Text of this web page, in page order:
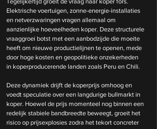
Elektrische voertuigen, zonne-energie-installaties
en netverzwaringen vragen allemaal om
aanzienlijke hoeveelheden koper. Deze structurele
vraaggroei botst met een aanbodzijde die moeite
heeft om nieuwe productielijnen te openen, mede
door hoge kosten en geopolitieke onzekerheden
in koperproducerende landen zoals Peru en Chili.
Deze dynamiek drijft de koperprijs omhoog en
voedt speculatie over een langdurige bullmarkt in
koper. Hoewel de prijs momenteel nog binnen een
redelijk stabiele bandbreedte beweegt, groeit het
risico op prijsexplosies zodra het tekort concreter